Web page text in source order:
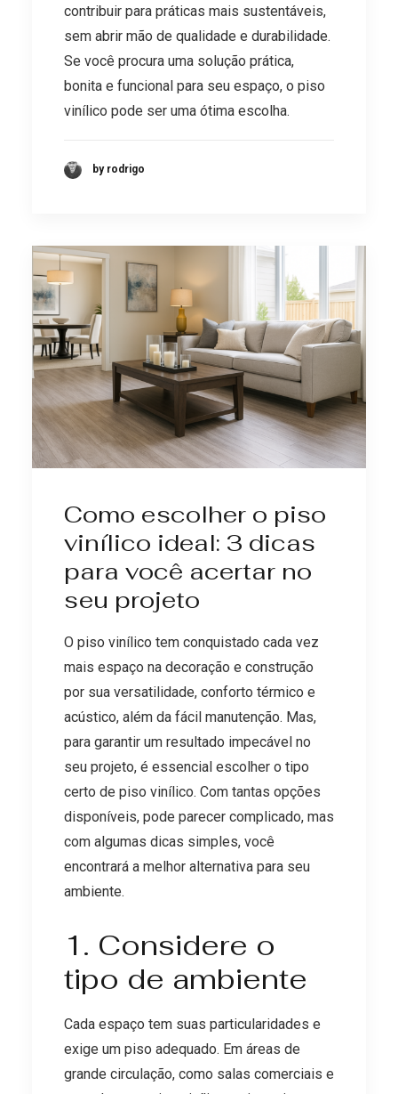
contribuir para práticas mais sustentáveis,
sem abrir mão de qualidade e durabilidade.
Se você procura uma solução prática,
bonita e funcional para seu espaço, o piso
vinílico pode ser uma ótima escolha.
by rodrigo
Como escolher o piso
vinílico ideal: 3 dicas
para você acertar no
seu projeto
O piso vinílico tem conquistado cada vez
mais espaço na decoração e construção
por sua versatilidade, conforto térmico e
acústico, além da fácil manutenção. Mas,
para garantir um resultado impecável no
seu projeto, é essencial escolher o tipo
certo de piso vinílico. Com tantas opções
disponíveis, pode parecer complicado, mas
com algumas dicas simples, você
encontrará a melhor alternativa para seu
ambiente.
1. Considere o
tipo de ambiente
Cada espaço tem suas particularidades e
exige um piso adequado. Em áreas de
grande circulação, como salas comerciais e